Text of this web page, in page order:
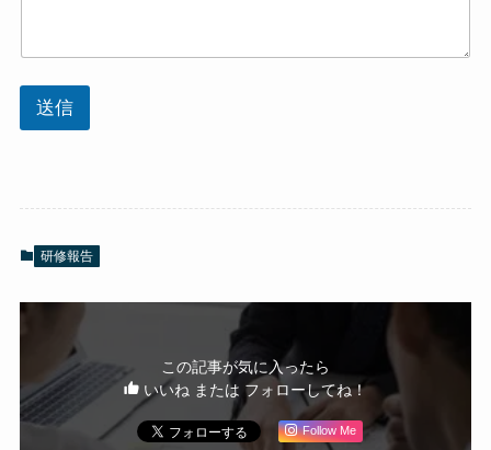
送信
研修報告
この記事が気に入ったら
いいね または フォローしてね！
Follow Me